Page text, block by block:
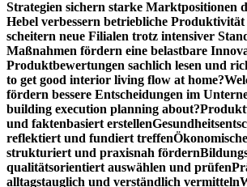
Strategien sichern starke Marktpositionen
Hebel verbessern betriebliche
scheitern neue Filialen trotz intensiver
Maßnahmen fördern eine belastbare
Produktbewertungen sachlich lesen und
to get good interior living flow at home?
fördern bessere Entscheidungen im
building execution planning about?
und faktenbasiert erstellen
reflektiert und fundiert treffen
strukturiert und praxisnah fördern
qualitätsorientiert auswählen und prüfen
alltagstauglich und verständlich vermitteln